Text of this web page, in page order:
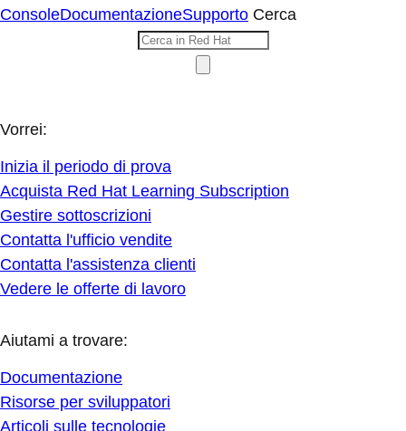
ConsoleDocumentazioneSupporto Cerca
Vorrei:
Inizia il periodo di prova
Acquista Red Hat Learning Subscription
Gestire sottoscrizioni
Contatta l'ufficio vendite
Contatta l'assistenza clienti
Vedere le offerte di lavoro
Aiutami a trovare:
Documentazione
Risorse per sviluppatori
Articoli sulle tecnologie